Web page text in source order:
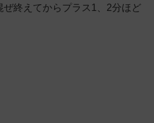
終えてからプラス1、2分ほど